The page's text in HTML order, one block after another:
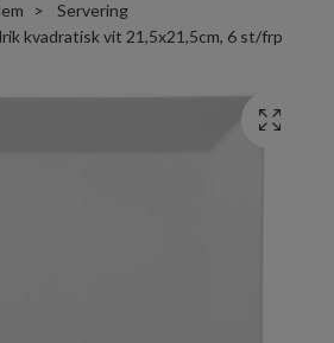
Servering
kvadratisk vit 21,5x21,5cm, 6 st/frp